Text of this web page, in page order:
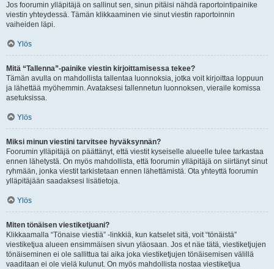
Jos foorumin ylläpitäjä on sallinut sen, sinun pitäisi nähdä raportointipainike
viestin yhteydessä. Tämän klikkaaminen vie sinut viestin raportoinnin
vaiheiden läpi.
Ylös
Mitä “Tallenna”-painike viestin kirjoittamisessa tekee?
Tämän avulla on mahdollista tallentaa luonnoksia, jotka voit kirjoittaa loppuun
ja lähettää myöhemmin. Avataksesi tallennetun luonnoksen, vieraile komissa
asetuksissa.
Ylös
Miksi minun viestini tarvitsee hyväksynnän?
Foorumin ylläpitäjä on päättänyt, että viestit kyseiselle alueelle tulee tarkastaa
ennen lähetystä. On myös mahdollista, että foorumin ylläpitäjä on siirtänyt sinut
ryhmään, jonka viestit tarkistetaan ennen lähettämistä. Ota yhteyttä foorumin
ylläpitäjään saadaksesi lisätietoja.
Ylös
Miten tönäisen viestiketjuani?
Klikkaamalla “Tönaise viestiä” -linkkiä, kun katselet sitä, voit “tönäistä”
viestiketjua alueen ensimmäisen sivun yläosaan. Jos et näe tätä, viestiketjujen
tönäiseminen ei ole sallittua tai aika joka viestiketjujen tönäisemisen välillä
vaaditaan ei ole vielä kulunut. On myös mahdollista nostaa viestiketjua